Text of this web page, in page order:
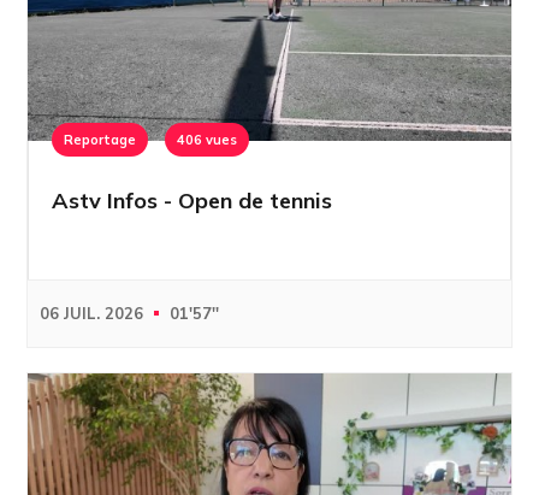
Reportage 406 vues
Astv Infos - Open de tennis
06 JUIL. 2026 01'57''